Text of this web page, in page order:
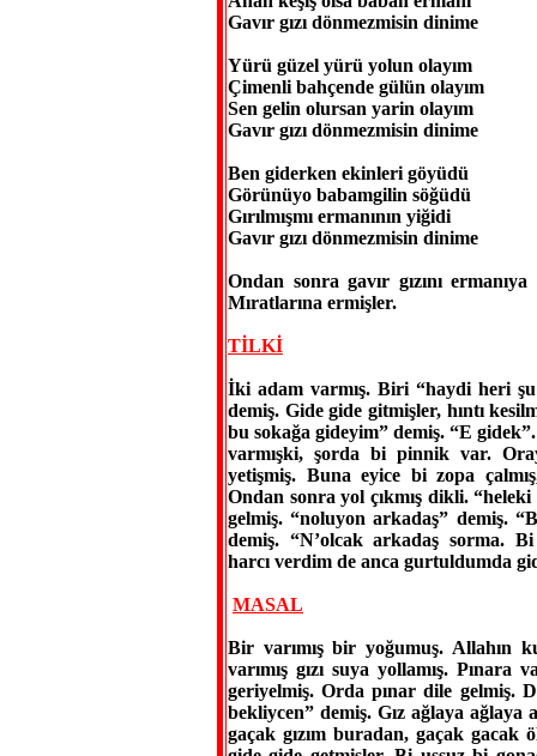
Gavır gızı dönmezmisin dinime
Yürü güzel yürü yolun olayım
Çimenli bahçende gülün olayım
Sen gelin olursan yarin olayım
Gavır gızı dönmezmisin dinime
Ben giderken ekinleri göyüdü
Görünüyo babamgilin söğüdü
Gırılmışmı ermanının yiğidi
Gavır gızı dönmezmisin dinime
Ondan sonra gavır gızını
Mıratlarına ermişler.
TİLKİ
İki adam varmış. Biri “haydi heri
demiş. Gide gide gitmişler, hıntı
bu sokağa gideyim” demiş. “E
varmışki, şorda bi pinnik var.
yetişmiş. Buna eyice bi zopa
Ondan sonra yol çıkmış dikli.
gelmiş. “noluyon arkadaş” demiş.
demiş. “N’olcak arkadaş sorma.
harcı verdim de anca gurtuldumda
MASAL
Bir varımış bir yoğumuş. Allahın
varımış gızı suya yollamış. Pınara
geriyelmiş. Orda pınar dile gelmiş.
bekliycen” demiş. Gız ağlaya ağlaya
gaçak gızım buradan, gaçak gacak